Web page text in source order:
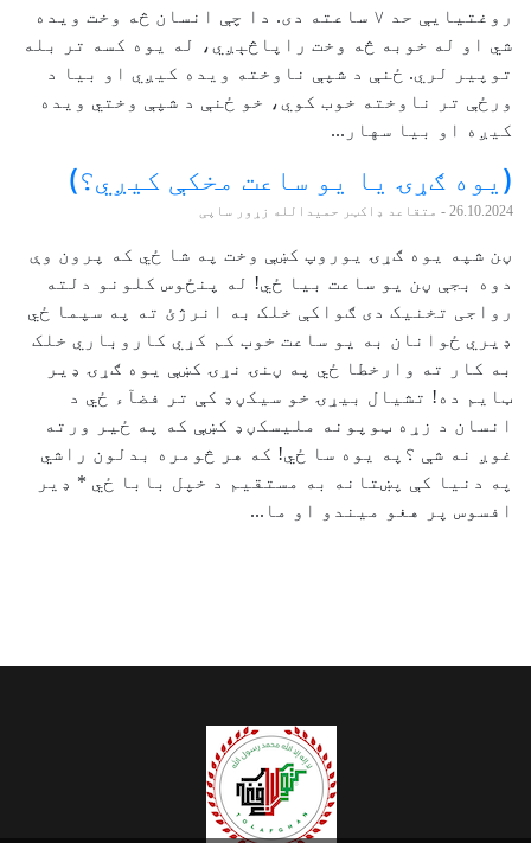
روغتیایې حد ۷ ساعته دی. دا چې انسان څه وخت ویده
شي او له خوبه څه وخت راپاڅېږي، له یوه کسه تر بله
توپیر لري. ځنې د شپې ناوخته ویده کیږي او بیا د
ورځې تر ناوخته خوب کوي، خو ځنې د شپې وختي ویده
کیږه او بیا سهار...
(یوه ګړۍ یا یو ساعت مخکې کیږي؟)
26.10.2024 - متقاعد ډاکټر حمیدالله زړور ساپی
ڼن شپه یوه ګړۍ یوروپ کښې وخت په شا ځي که پرون وې
دوه بجې ڼن یو ساعت بیا ځي! له پنځوس کلونو دلته
رواجی تخنیک دی ګواکې خلک به انرژئ ته په سپما ځي
ډیري ځوانان به یو ساعت خوب کم کړي کاروباري خلک
به کار ته وارخطا ځي په ڼنۍ نړۍ کښې یوه ګړۍ ډیر
ټایم ده! تشیال بیړۍ خو سیکڼډ کې تر فضآء ځي د
انسان د زړه ټوپونه ملیسکڼډ کښې که په ځير ورته
غوږ نه شې ؟په یوه سا ځي! که هر څومره بدلون راشي
په دنیا کې پښتانه به مستقیم د خپل بابا ځي * ډیر
افسوس پر هغو میندو او ما...